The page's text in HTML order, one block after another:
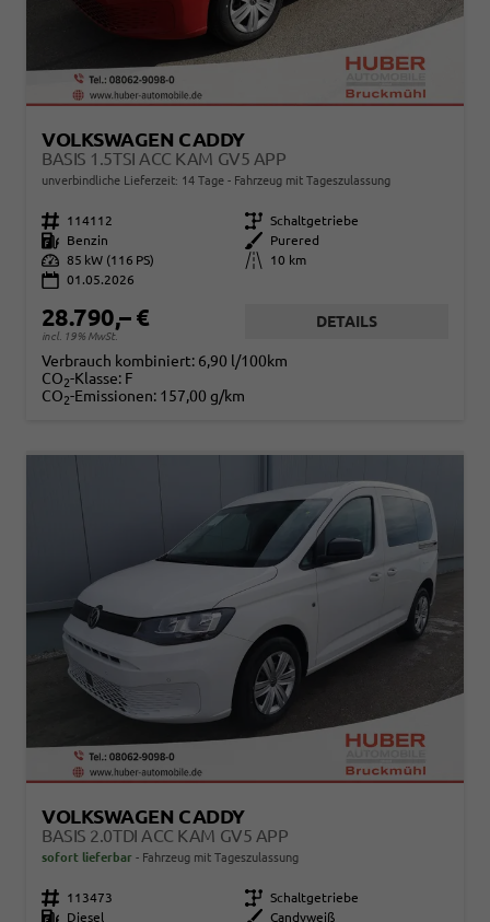
VOLKSWAGEN CADDY
BASIS 1.5TSI ACC KAM GV5 APP
unverbindliche Lieferzeit: 14 Tage Fahrzeug mit Tageszulassung
Fahrzeugnr. 114112 Getriebe Schaltgetriebe
Kraftstoff
Benzin Außenfarbe
Purered
Leistung 85 kW (116 PS) Kilometerstand
10 km
01.05.2026
28.790,– €
incl. 19% MwSt.
DETAILS
Verbrauch kombiniert: 6,90 l/100km
CO2-Klasse: F
CO2-Emissionen: 157,00 g/km
VOLKSWAGEN CADDY
BASIS 2.0TDI ACC KAM GV5 APP
sofort lieferbar Fahrzeug mit Tageszulassung
Fahrzeugnr. 113473 Getriebe Schaltgetriebe
Kraftstoff
Diesel Außenfarbe Candyweiß